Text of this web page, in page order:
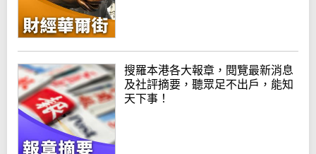
搜羅本港各大報章，閱覽最新消息
及社評摘要，聽眾足不出戶，能知
天下事！